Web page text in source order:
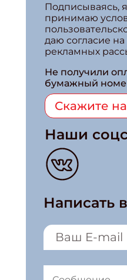
Подписываясь,
принимаю
даю согласие
рекламных
Не получили
бумажный
Скажите
Наши
Написать